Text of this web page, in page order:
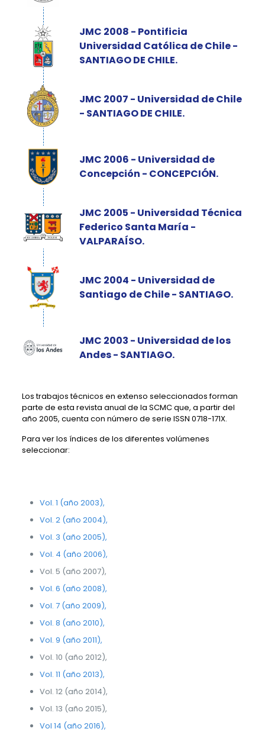
JMC 2008 - Pontificia
Universidad Católica de Chile -
SANTIAGO DE CHILE.
JMC 2007 - Universidad de Chile
- SANTIAGO DE CHILE.
JMC 2006 - Universidad de
Concepción - CONCEPCIÓN.
JMC 2005 - Universidad Técnica
Federico Santa María -
VALPARAÍSO.
JMC 2004 - Universidad de
Santiago de Chile - SANTIAGO.
JMC 2003 - Universidad de los
Andes - SANTIAGO.
Los trabajos técnicos en extenso seleccionados forman
parte de esta revista anual de la SCMC que, a partir del
año 2005, cuenta con número de serie ISSN 0718-171X.
Para ver los índices de los diferentes volúmenes
seleccionar:
Vol. 1 (año 2003),
Vol. 2 (año 2004),
Vol. 3 (año 2005),
Vol. 4 (año 2006),
Vol. 5 (año 2007),
Vol. 6 (año 2008),
Vol. 7 (año 2009),
Vol. 8 (año 2010),
Vol. 9 (año 2011),
Vol. 10 (año 2012),
Vol. 11 (año 2013),
Vol. 12 (año 2014),
Vol. 13 (año 2015),
Vol 14 (año 2016),